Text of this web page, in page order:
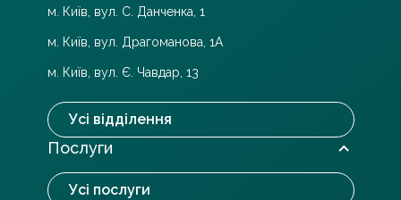
м. Київ, вул. С. Данченка, 1
м. Київ, вул. Драгоманова, 1А
м. Київ, вул. Є. Чавдар, 13
Усі відділення
Послуги
Усі послуги